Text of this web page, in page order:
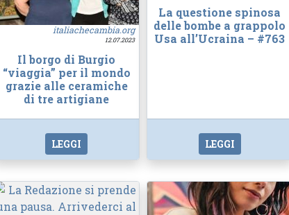
italiachecambia.org
12.07.2023
Il borgo di Burgio
“viaggia” per il mondo
grazie alle ceramiche
di tre artigiane
LEGGI
La questione spinosa
delle bombe a grappolo
Usa all’Ucraina – #763
LEGGI